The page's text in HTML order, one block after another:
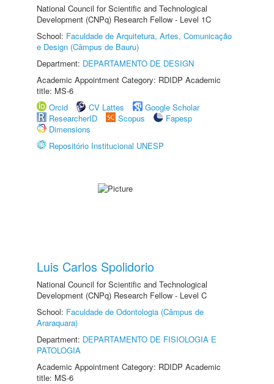
National Council for Scientific and Technological
Development (CNPq) Research Fellow - Level 1C
School: Faculdade de Arquitetura, Artes, Comunicação
e Design (Câmpus de Bauru)
Department: DEPARTAMENTO DE DESIGN
Academic Appointment Category: RDIDP Academic
title: MS-6
Orcid
CV Lattes
Google Scholar
ResearcherID
Scopus
Fapesp
Dimensions
Repositório Institucional UNESP
Luis Carlos Spolidorio
National Council for Scientific and Technological
Development (CNPq) Research Fellow - Level C
School: Faculdade de Odontologia (Câmpus de
Araraquara)
Department: DEPARTAMENTO DE FISIOLOGIA E
PATOLOGIA
Academic Appointment Category: RDIDP Academic
title: MS-6